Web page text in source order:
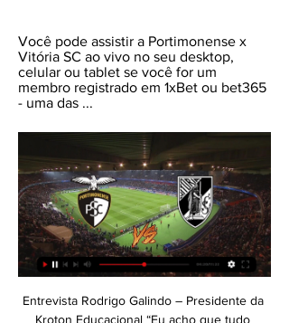
Você pode assistir a Portimonense x
Vitória SC ao vivo no seu desktop,
celular ou tablet se você for um
membro registrado em 1xBet ou bet365
- uma das ...
Entrevista Rodrigo Galindo – Presidente da Kroton Educacional “Eu acho que tudo começa com uma formação acadêmica sólida, que, algum tempo atrás, tinha a graduação como o ponto de chegada, hoje, é um ponto de partida.

São Carlos registra o 9º homicídio do ano. Procon realiza ações pelo consumidor em Araraquara. Alckmin concede abono salarial aos servidores públicos estaduais. Vôlei feminino de Araraquara comemora vaga na final da Superliga B. Técnico da Ferroviária pede reação imediata no Paulista.

Os dados da arrecada- raolímpico Brasileiros, Con- grande potencial de expan-ção das loterias federais, ad- federação Brasileira de Clu- são no país, uma vez que,ministradas pela Caixa, fo- bes e clubes de futebol). em uma comparação ao queram divulgados nesta sexta ocorre no mundo, poucas(6) pelo Ministério da Fazen- O Fundo Nacional.

(SANTOS-THÉO, 2003, p. 2) Sendo assim, o ato de ler deveria ser instigado e provocado, desde os anos iniciais de todo indivíduo. Pois, ele a partir da leitura e da leitura de …

Vitória Guimarães x Portimonense Streaming ao Vivo e 17/09/2023 — Vitória Guimarães vs Portimonense - setembro 17, 2023 - Streaming em Directo e Programação de TV, Resultados ao Vivo, Notícias e Vídeos ...

Falava na resenha do pré-jogo que hoje o Sport poderia tentar um empate e que a torcida consideraria como vitória. Claro: era contra o Corinthians, pelas últimas apresentações do elenco rubro-negro, pelos 5 atletas que entravam no dia de hoje, pela fase do adversário e, principalmente, pelos altos e baixos do leão. Só que veio […]

Acompanha aqui os jogos do Benfica, Porto, Sporting, Chaves e Selecção Nacional. Todos os jogos do Benfica, Porto, Sporting, Chaves e Selecção Nacional em direto ! Acompanhamos aqui as principais competições dos principais clubes portugueses. Para ouvir o relato em direto clique aqui:

ᐉ Portimonense x Vitória Guimarães Streaming Ao Vivo, Dica Como assistir Portimonense x Vitória Guimarães em streaming ao vivo. ⚽️ Previsões, mata-mata, estatísticas e placar ao vivo. Primeira Liga 17/02/2024.

Daniel Alves voltou ao Brasil após 17 anos rodando a Europa, atuando por times gigantescos e vivendo em cidades requintadas. Em entrevista à revista “GQ”, publicada nesta terça-feira (15), o atleta falou da sua adaptação ao estilo da cidade de São Paulo e falou da sua experiência no Velho Continente.

13 e 14.fevereiro.2016. taÇa hugo santos dos. pavilhÃo municipal de oliveira do hospital. 13 fev | sÁbado 11:00 Às 12:30 horas convivio de mini-basket - com a participaÇÃo dos atletas seniores do sampaense

Portimonense SC - Vitória SC: Live Stream & on TV today Onde assistir a Portimonense SC x Vitória SC em streaming ao vivo e na TV: Está passando no Prime Video, etc.? Descubra agora no JustWatch!

São 300 flats, 6 salas de convenções, auditório para 1.000 pessoas, restaurante giratório no topo de 31 andares, salões com equipamentos de transmissão de dados e tradução simultânea. Os apartamentos possuem aproximadamente 30 m2 e são equipados com cama de casal e mesa de escritório.

PT, vide Venezuela, quer proibir transmissão ao vivo de julgamentos do STF COMPARTILHA Existe opinião formada entre os parlamentares petistas de que caso o julgamento do Habeas Corpus do ex-presidente Luiz Inácio Lula da Silva não tivesse sido transmitido ao vivo pela TV Justiça, o resultado poderia ter sido outro.

VSPORTS: Videos dos Golos e Resumos - Liga Portugal Calendário ; Famalicão. 20:15. 2 : 1. 16 videos. Rio Ave ; sábado, 17 de fevereiro ; Chaves. 15:30. Agendado. Boavista ; Portimonense. 18:00. Agendado. Vitória SC.

CT-6651 Casa Térrea para venda ou locação. Aceita proposta e faz permuta em casa ou apartamento em Campinas/SP Casa com 200 metros quadrados, 2 dormitórios com 2 banheiros ampla área de serviço e uma excelente localização, próximo a escolas, padarias, super mercados ponto de ônibus e …

T-Gatas em Barra Mansa, Resende e região ? Nessa área vocês poderão postar mensagens e solicitar dicas de Travestis e Transex do Rio de Janeiro. Moderadores: Sr. Madruga, Bertazzo, Giovanna's Secret. Regras do fórum. 131 mensagens

Vila Nova de Gaia, Gulpilhares e Valadares. CN Sede. Compra. 350 000 € 140 m². 3. 2. 2. Apartamento 2 Quartos. Vila Nova de Gaia, Mafamude e Vilar do Paraíso.

homem se entrega menos ao exercício da especulação, submete suas investigações ao raciocínio, e faz menos uso de entidades teológico-metafísicas. Ou seja, à medida que o homem abandona o estado teológico e progressivamente passa ao metafísico, a especulação livre se enfraquece e se submete ao exercício do raciocínio.

Football mania - Partida: Brazil Paulista A1 2019 Rodada: 5 03/02/2019, Bragantino 2 - 1 Ponte Preta, Estádio Nabi Abi Chedid (Bragança Paulista, São Paulo)

O Grupo Desportivo de Chaves informou que cessou contrato com Luís Martins por mútuo acordo. O lateral esquerdo, de 26 anos, formado no Benfica, chegou esta época aos flavienses proveniente do Marítimo, tendo realizado 21 jogos. Recorde-se que o Chaves também já …

COMENTÁRIO: 'Fortaleza' do Marítimo quebra, diante do Desportivo de Chaves, 24 jogos depois O Desportivo de Chaves venceu hoje o Marítimo por 2-1, em partida da 16.ª jornada da I Liga portuguesa de futebol, e colocou fim à série dos insulares de …

Vive na zona de Olhão,. Esta porta de madeira maciça, de uma casa Olhanense de arquitetura cubista, chegou até nós num estado bastante avançado de degradação. Veja aqui como a restaurámos na perfeição. Encontre este e mais serviços no portfolio da Carpintaria Bandarra e …

Sem muitos problemas, o Benfica goleou o Chaves, por 4 a 0, na tarde desta segunda-feira, pelo Campeonato Português. Os Águias dominaram e o placar foi construído no primeiro tempo. Rafa Silva, João Félix, Seferovic e Jonas marcaram os gols da partida. Vice-líder do Campeonato Português, o

O Palácio da Cerâmica de São Caetano do Sul recebeu, nesta quinta-feira (31/01), a transmissão de cargo de de Marisa Catalão para Bruno Vassari na Chefia de Gabinete da Prefeitura. O advogado Bruno Vassari assume a Pasta no lugar de Marisa Catalão, que será assessora especial da Ação Social.

Portimonense x Vitória de Guimarães: onde assistir e 17/01/2022 — A partida Portimonense x Vitória de Guimarães pode ser acompanhada pelo canal assistir ao vivo e os horários das partidas. La Liga, Paulistão ...

“Alinhada com a transformação de cidade inteligente que Braga tem vindo a alimentar, o projeto irá inclui cerca de 120 autocarros públicos conectados à rede da cidade, fornecendo dados críticos que serão recolhidos e analisados em tempo real à medida que os passageiros viajam.

Óculos para quem vive conectado Lente para óculos inovadora elimina o cansaço e protege os olhos de usuários que passam muito tempo utilizando dispositivos.

Hoje, a partir das 15:00 horas, horário de Brasília, temos o grande jogo entre Desportivo Brasil x Rio Claro ao vivo, valido pela copa paulista 2019.

Sede no Jabaquara e em Diadema. O Manos F.C. foi fundado em 04 de Janeiro de 1996 no bairro do JD. Lourdes (antiga Vila Imprensa - Jabaquara, SP) por Rocélio Manso para disputar jogos e festivais na região, nesta época o time tinha o nome de Manos Futsal Jabaquara.

25 de outubro de 2019 CRA-RJ promove diversos conteúdos sobre a Ciência da Administração. Pela estagiária Bárbara Gouvêa Sob supervisão de Érika dos Anjos | Nessa semana, o Conselho Regional de Administração do Rio de Janeiro promoveu diversas entrevistas e palestras sobre temas relacionados à …

Live Stream, Jogos em Directo, Futebol Vitória SC 40 · Moreirense 35 · Arouca 28 · Farense 26 · Boavista 24 · Famalicão 23 · Gil Vicente 22 · Estrela 21 · Estoril 21 · Rio Ave 21 · Portimonense 21 ...

Ponte perde para o Bragantino – (Foto: Fábio Leoni) O Bragantino entrou na zona de classificação às quartas de final do Paulistão Itaipava ao derrotar a Ponte Preta por 1 a 0 na noite desta segunda-feira, em pleno Estádio Moisés Lucarelli, pela décima rodada.

Diante das últimas semanas marcadas por episódios de violência, especialistas ouvidos pela rede britânica BBC afirmam que a cidade do Rio de Janeiro vive sua pior crise de segurança dos últimos dez anos. Um deles é sociólogo e pesquisador do Laboratório de Análise da Violência da Universidade da Uerj, Ignacio Cano.

Você está em: Opinião Sou Arthurzinho, escreve Marcelo Tognozzi.. na cidade de Barra Mansa, interior do Rio, e chegou até a casa da minha tia Nané, irmã da minha avó,. Morria de medo daquelas seringas grandes de vidro com ponta de aço. O exame deu negativo.

VITORIA GUIMARAES X PORTIMONENSE ( EM DIRETO 2:15:49... VIVO (ACOMPANHAMENTO DA PARTIDA) JOGO DO VITORIA SC X PORTIMONENSE AO VIVO (ACOMPANHAMENTO DA PARTIDA) ASSISTIR AO VIVO VITORIA SC VS ...YouTube · AUTOGOLO TV · 18/09/2023

Zé Carlos vive um momento iluminado com a camisa do Criciúma. O atacante vem sendo protagonista da campanha do líder da segunda divisão nacional. No …

Em Porto Rico, população exige saída de governador que teve conversas pelo Telegram reveladas Publicado por Tiago Pereira, da RBA 23/07/2019 Divulgação de conversas com insultos e ameaças agravam a crise no território associado aos Estados Unidos, que decretou falência e…

sport tv - Guia TV ... tv - Veja os melhores canais. FUTEBOL - LIGA PORTUGAL BETCLIC - PORTIMONENSE X VITÓRIA SC. 17:55, SPORT.TV6 ...

assistir Vitória SC e Estrela Amadora ao vivo na tv Jogos de assistir Vitória SC e Estrela Amadora ao vivo na tv Jogos de hoje (21/01/24): onde assistir futebol ao vivo 21 janeiro 2024 há 3 horas — Consulte a data e o ...

More próximo ao metrô e ao lado do Shopping Nova América Produto "Minha Casa, Minha Vida". Barra da Tijuca, CEP 22640-101, Rio de Janeiro - RJ, Brasil . Handmade by Sensorial. Envie sua mensagem. Quero Mais Informações. Envie sua mensagem.

A viver com César Peixoto, 31 anos - que é já pai de Rodrigo, de cinco, em comum com Isabel Figueira - Diana Chaves conta que o Natal não será muito diferente dos anteriores. "Será passado em família", revela a actr